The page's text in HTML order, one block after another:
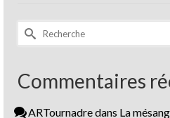
Rechercher :
Commentaires
ARTournadredans La